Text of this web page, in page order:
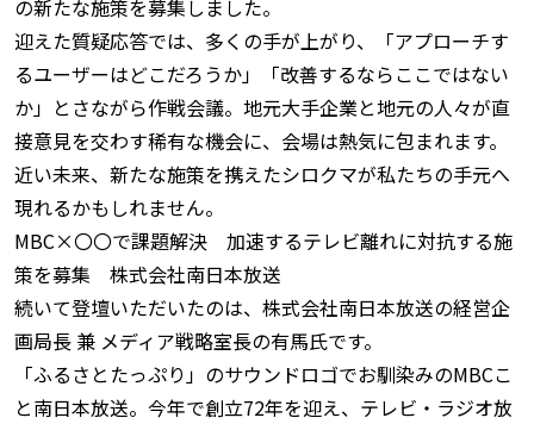
の新たな施策を募集しました。
迎えた質疑応答では、多くの手が上がり、「アプローチす
るユーザーはどこだろうか」「改善するならここではない
か」とさながら作戦会議。地元大手企業と地元の人々が直
接意見を交わす稀有な機会に、会場は熱気に包まれます。
近い未来、新たな施策を携えたシロクマが私たちの手元へ
現れるかもしれません。
MBC×〇〇で課題解決 加速するテレビ離れに対抗する施
策を募集 株式会社南日本放送
続いて登壇いただいたのは、株式会社南日本放送の経営企
画局長 兼 メディア戦略室長の有馬氏です。
「ふるさとたっぷり」のサウンドロゴでお馴染みのMBCこ
と南日本放送。今年で創立72年を迎え、テレビ・ラジオ放